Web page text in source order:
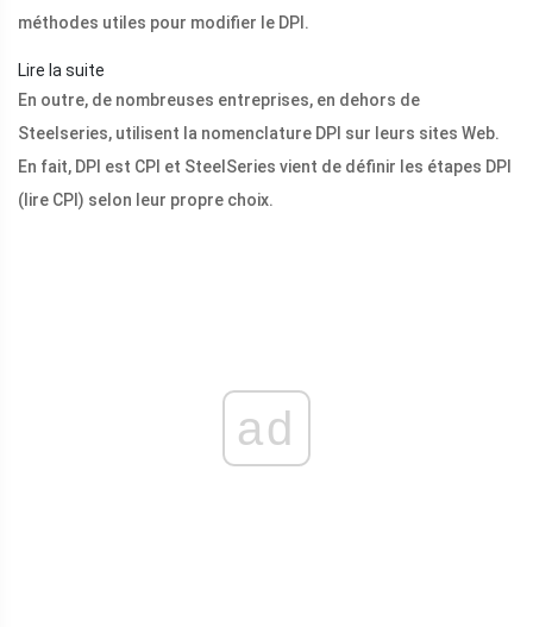
méthodes utiles pour modifier le DPI.
Lire la suite
En outre, de nombreuses entreprises, en dehors de
Steelseries, utilisent la nomenclature DPI sur leurs sites Web.
En fait, DPI est CPI et SteelSeries vient de définir les étapes DPI
(lire CPI) selon leur propre choix.
ad